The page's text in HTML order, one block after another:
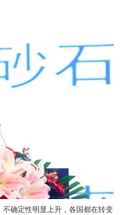
确定性明显上升，各国都在转变